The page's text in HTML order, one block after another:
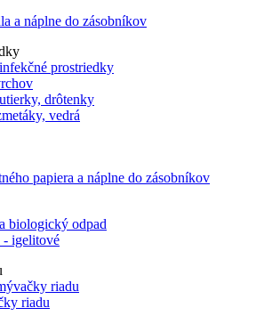
a náplne do zásobníkov
prostriedky
drôtenky
vedrá
papiera a náplne do zásobníkov
biologický odpad
- igelitové
riadu
riadu